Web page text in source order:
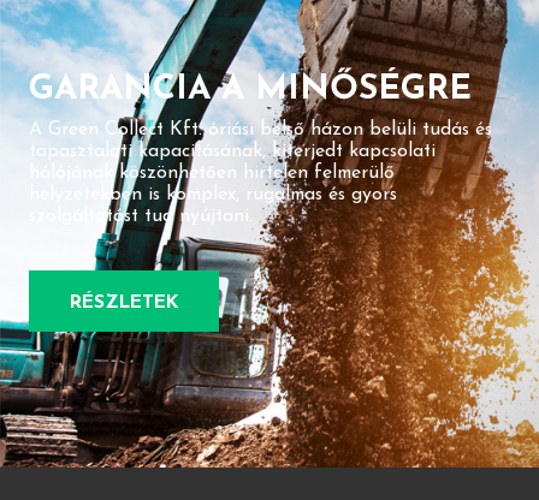
GARANCIA A MINŐSÉGRE
A Green Collect Kft. óriási belső házon belüli tudás és
tapasztalati kapacitásának, kiterjedt kapcsolati
hálójának köszönhetően hirtelen felmerülő
helyzetekben is komplex, rugalmas és gyors
szolgáltatást tud nyújtani.
RÉSZLETEK